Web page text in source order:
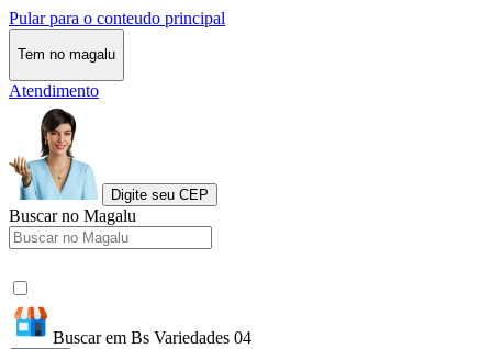
Pular para o conteudo principal
Tem no magalu
Atendimento
Digite seu CEP
Buscar no Magalu
Buscar em Bs Variedades 04